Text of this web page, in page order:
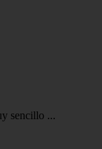
sencillo ...